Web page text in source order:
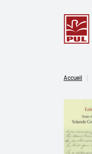
Accueil